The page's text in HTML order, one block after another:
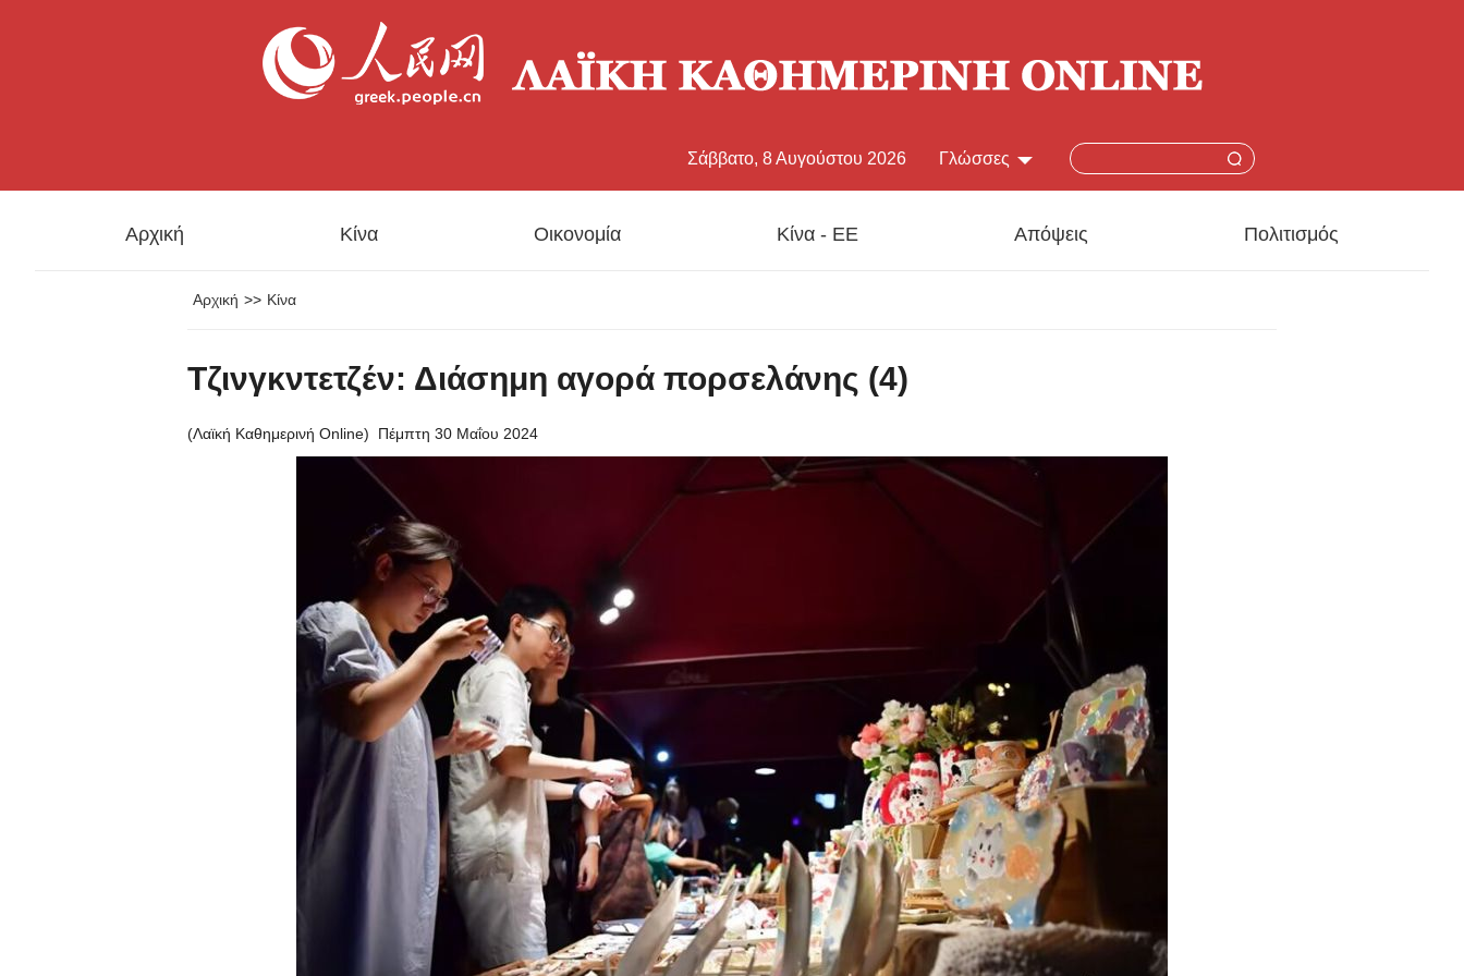
Γλώσσες
Русский
Deutsch
Português
Kiswahili
Italiano
Қазақ тілі
ภาษาไทย
Bahasa Melayu
Σάββατο, 8 Αυγούστου 2026
Αρχική Κίνα Οικονομία Κίνα - ΕΕ Απόψεις Πολιτισμός
Αρχική >> Κίνα
Τζινγκντετζέν: Διάσημη αγορά πορσελάνης (4)
(Λαϊκή Καθημερινή Online) Πέμπτη 30 Μαΐου 2024